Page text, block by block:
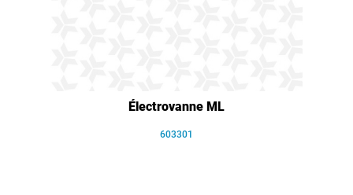
Électrovanne ML
603301